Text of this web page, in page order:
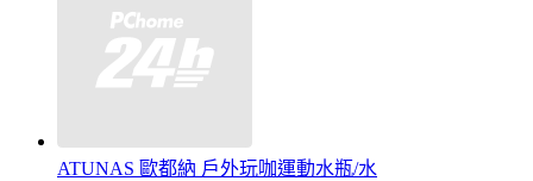
ATUNAS 歐都納 戶外玩咖運動水瓶/水